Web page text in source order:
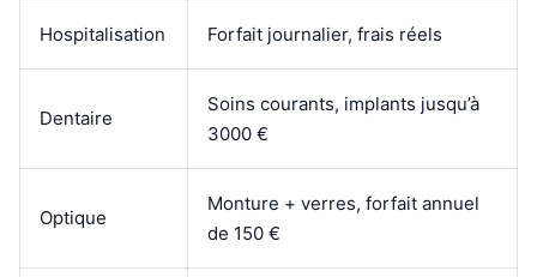
Hospitalisation Forfait journalier, frais réels
Dentaire
Soins courants, implants jusqu’à
3000 €
Optique
Monture + verres, forfait annuel
de 150 €